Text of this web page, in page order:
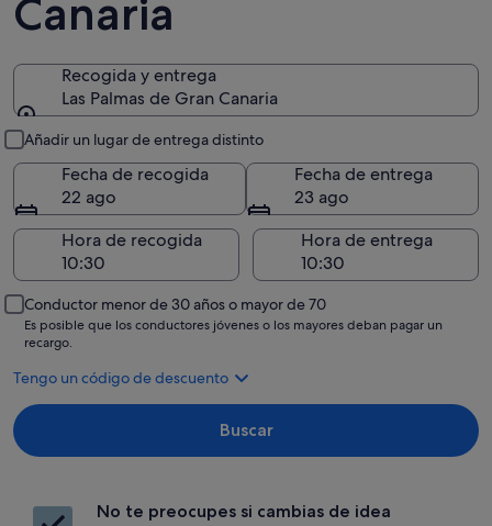
Canaria
Recogida y entrega
Las Palmas de Gran Canaria
Añadir un lugar de entrega distinto
Fecha de recogida
22 ago
Fecha de entrega
23 ago
Hora de recogida
Hora de entrega
Conductor menor de 30 años o mayor de 70
Es posible que los conductores jóvenes o los mayores deban pagar un
recargo.
Tengo un código de descuento
Buscar
No te preocupes si cambias de idea